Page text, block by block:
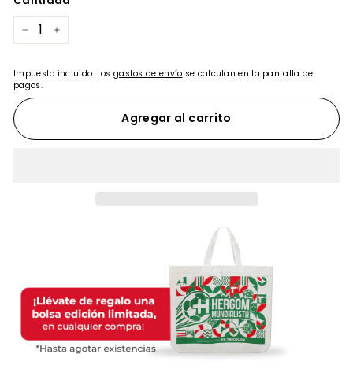
+
Impuesto incluido. Los gastos de envío se calculan en la pantalla de
pagos.
Agregar al carrito